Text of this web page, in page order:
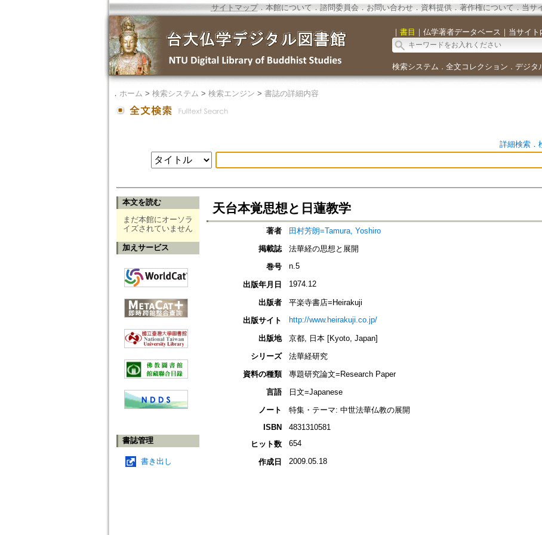
サイトマップ．本館について ． 諮問委員会． お問い合わせ． 資料提供． 著作権について．当サ
｜ 書目 ｜ 仏学著者データベース ｜ 当サイト
検索システム ． 全文コレクション ． デジタ
． ホーム > 検索システム > 検索エンジン > 書誌の詳細内容
詳細検索．
本文を読む
まだ本館にオーソラ
イズされていません
加えサービス
書誌管理
書き出し
天台本覚思想と日蓮教学
著者
田村芳朗=Tamura, Yoshiro
掲載誌
法華経の思想と展開
巻号
n.5
出版年月日 1974.12
出版者
平楽寺書店=Heirakuji
出版サイト
http://www.heirakuji.co.jp/
出版地
京都, 日本 [Kyoto, Japan]
シリーズ
法華経研究
資料の種類
專題研究論文=Research Paper
言語
日文=Japanese
ノート
特集・テーマ: 中世法華仏教の展開
ISBN
4831310581
ヒット数
654
作成日 2009.05.18